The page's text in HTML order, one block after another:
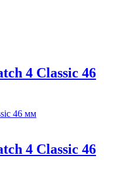
4 Classic 46
4 Classic 46